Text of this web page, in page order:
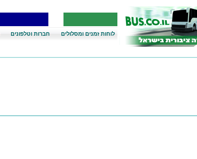
לוחות זמנים ומסלולים חברות וטלפונים